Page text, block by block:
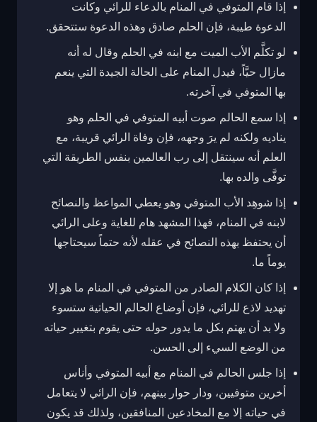
إذا قام المتوفي في المنام بالدعاء للرائي وكانت
الدعوة طيبة، فإن الحلم صادق وهذه الدعوة ستتحقق.
لو تكلَّم الأب الميت مع ابنه في الحلم وقال له أنه
مازال حيَّاً، فيدل المنام على الحالة الجيدة التي ينعم
بها المتوفي في آخرته.
إذا سمع الحالم صوت أبيه المتوفي في الحلم وهو
يناديه ولكنه لم يرَ وجهه، فإن وفاة الرائي قريبة، مع
العلم أنه سينتقل إلى رب العالمين بنفس الطريقة التي
توفَّى والده بها.
إذا شوهِد الأب المتوفي وهو يعطي المواعظ والنصائح
لابنه في المنام، فهذا المشهد هام للغاية وعلى الرائي
أن يحتفظ بهذه النصائح في عقله لأنه حتماً سيحتاجها
يوماً ما.
إذا كان الكلام الصادر من المتوفي في المنام ما هو إلا
تهديد لاذع للرائي، فإن أوضاع الحالم الحياتية ستسوء
ولا بد أن يهتم بكل ما يدور حوله حتى يقوم بتغيير حياته
من الوضع السيء إلى الحسن.
إذا جلس الحالم في المنام مع أبيه المتوفي وأناس
أخرين متوفيين، ودار حوار بينهم، فإن الرائي لا يتعامل
في حياته إلا مع المخادعين المنافقين، ولذلك قد يكون